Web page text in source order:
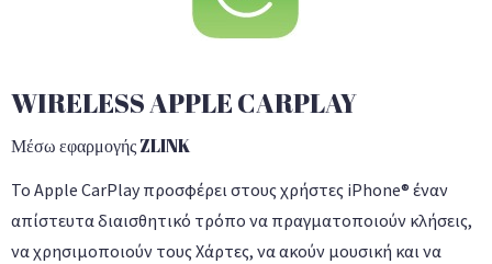
WIRELESS APPLE CARPLAY
Μέσω εφαρμογής ZLINK
Το Apple CarPlay προσφέρει στους χρήστες iPhone® έναν
απίστευτα διαισθητικό τρόπο να πραγματοποιούν κλήσεις,
να χρησιμοποιούν τους Χάρτες, να ακούν μουσική και να